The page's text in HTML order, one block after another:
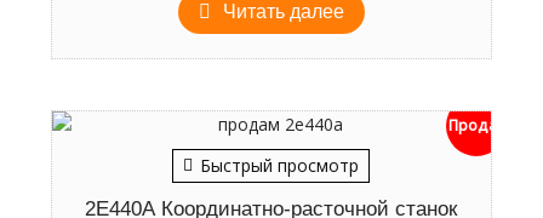
Читать далее
Быстрый просмотр
Продан
2Е440А Координатно-расточной станок